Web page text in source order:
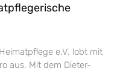
e.V. lobt mit
aus. Mit dem Dieter-